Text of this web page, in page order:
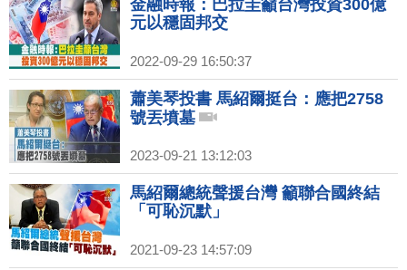
金融時報：巴拉圭籲台灣投資300億
元以穩固邦交
2022-09-29 16:50:37
蕭美琴投書 馬紹爾挺台：應把2758
號丟墳墓
2023-09-21 13:12:03
馬紹爾總統聲援台灣 籲聯合國終結
「可恥沉默」
2021-09-23 14:57:09